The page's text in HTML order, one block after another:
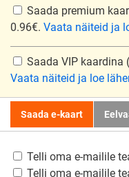
Saada premium
0.96€. Vaata näiteid ja
Saada VIP kaardina
Vaata näiteid ja loe
Saada e-kaart
Telli oma e-mailile
Telli oma e-mailile